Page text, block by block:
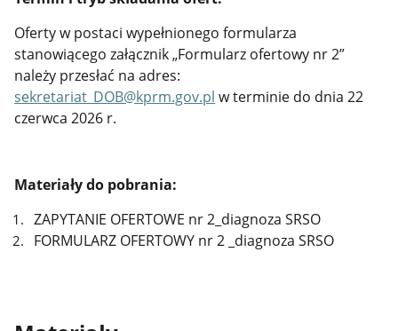
Oferty w postaci wypełnionego formularza
stanowiącego załącznik „Formularz ofertowy nr 2”
należy przesłać na adres:
sekretariat_DOB@kprm.gov.pl w terminie do dnia 22
czerwca 2026 r.
Materiały do pobrania:
ZAPYTANIE OFERTOWE nr 2_diagnoza SRSO
FORMULARZ OFERTOWY nr 2 _diagnoza SRSO